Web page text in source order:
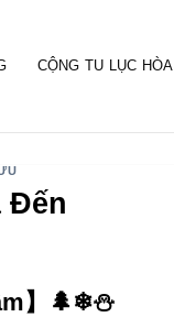
CỘNG TU LỤC HÒA
Đến
】🌲❄⛄